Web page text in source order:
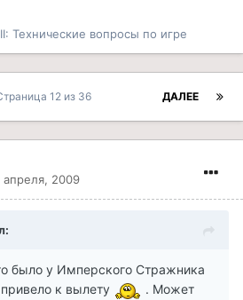
Технические вопросы по игре
ДАЛЕЕ
12 из 36
апреля, 2009
было у Имперского Стражника
к вылету
. Может